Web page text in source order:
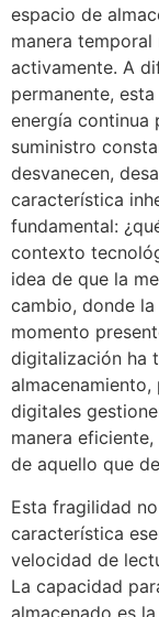
espacio de
manera
activamente. A
permanente,
energía continua
suministro
desvanecen,
característica
fundamental:
contexto
idea de que la
cambio, donde
momento
digitalización ha
digitales
manera
de aquello que
Esta fragilidad
característica
velocidad de
La capacidad
almacenado es